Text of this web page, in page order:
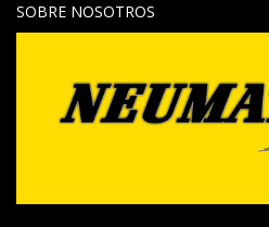
SOBRE NOSOTROS